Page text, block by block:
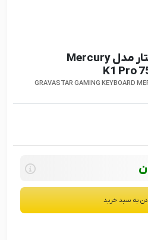
کیبورد گیمینگ گراوا استار مدل Mercury
K1 Pro
GRAVASTAR GAMING KEYBOARD
به سبد خرید